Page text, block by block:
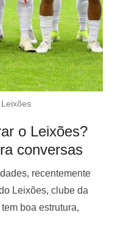
o Leixões?
conversas
recentemente
Leixões, clube da
boa estrutura,